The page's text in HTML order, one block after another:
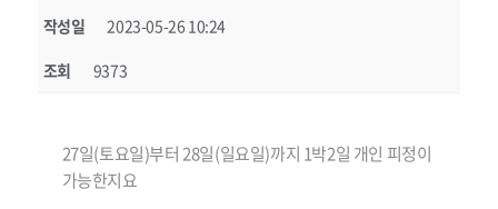
작성일
2023-05-26 10:24
조회
9373
27일(토요일)부터 28일(일요일)까지 1박2일 개인 피정이
가능한지요